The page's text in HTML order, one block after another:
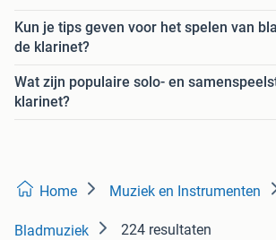
Kun je tips geven voor het spelen van
de klarinet?
Wat zijn populaire solo- en
klarinet?
Home Muziek en Instrumenten
Bladmuziek 224 resultaten